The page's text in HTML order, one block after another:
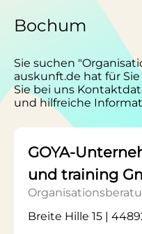
Bochum
Sie suchen
auskunft.de hat für
Sie bei uns
und hilfreiche
GOYA-
und training
Breite Hille 15 |